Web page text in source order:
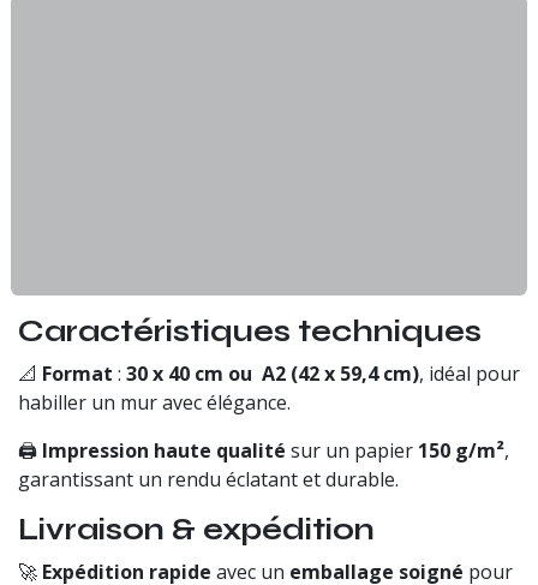
Caractéristiques techniques
📐 Format : 30 x 40 cm ou A2 (42 x 59,4 cm), idéal pour
habiller un mur avec élégance.
🖨 Impression haute qualité sur un papier 150 g/m²,
garantissant un rendu éclatant et durable.
Livraison & expédition
🚀 Expédition rapide avec un emballage soigné pour